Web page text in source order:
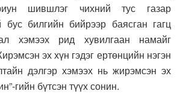
шившлэг чихний тус газар
билгийн бийрээр баясган гагц
хэмээх рид хувилгаан намайг
эх хүн гэдэг ертөнцийн нэгэн
дэлгэр хэмээх нь жирэмсэн эх
гийн бүтсэн түүх сонин.